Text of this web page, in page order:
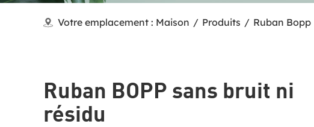
Votre emplacement : Maison / Produits / Ruban Bopp
Ruban BOPP sans bruit ni
résidu